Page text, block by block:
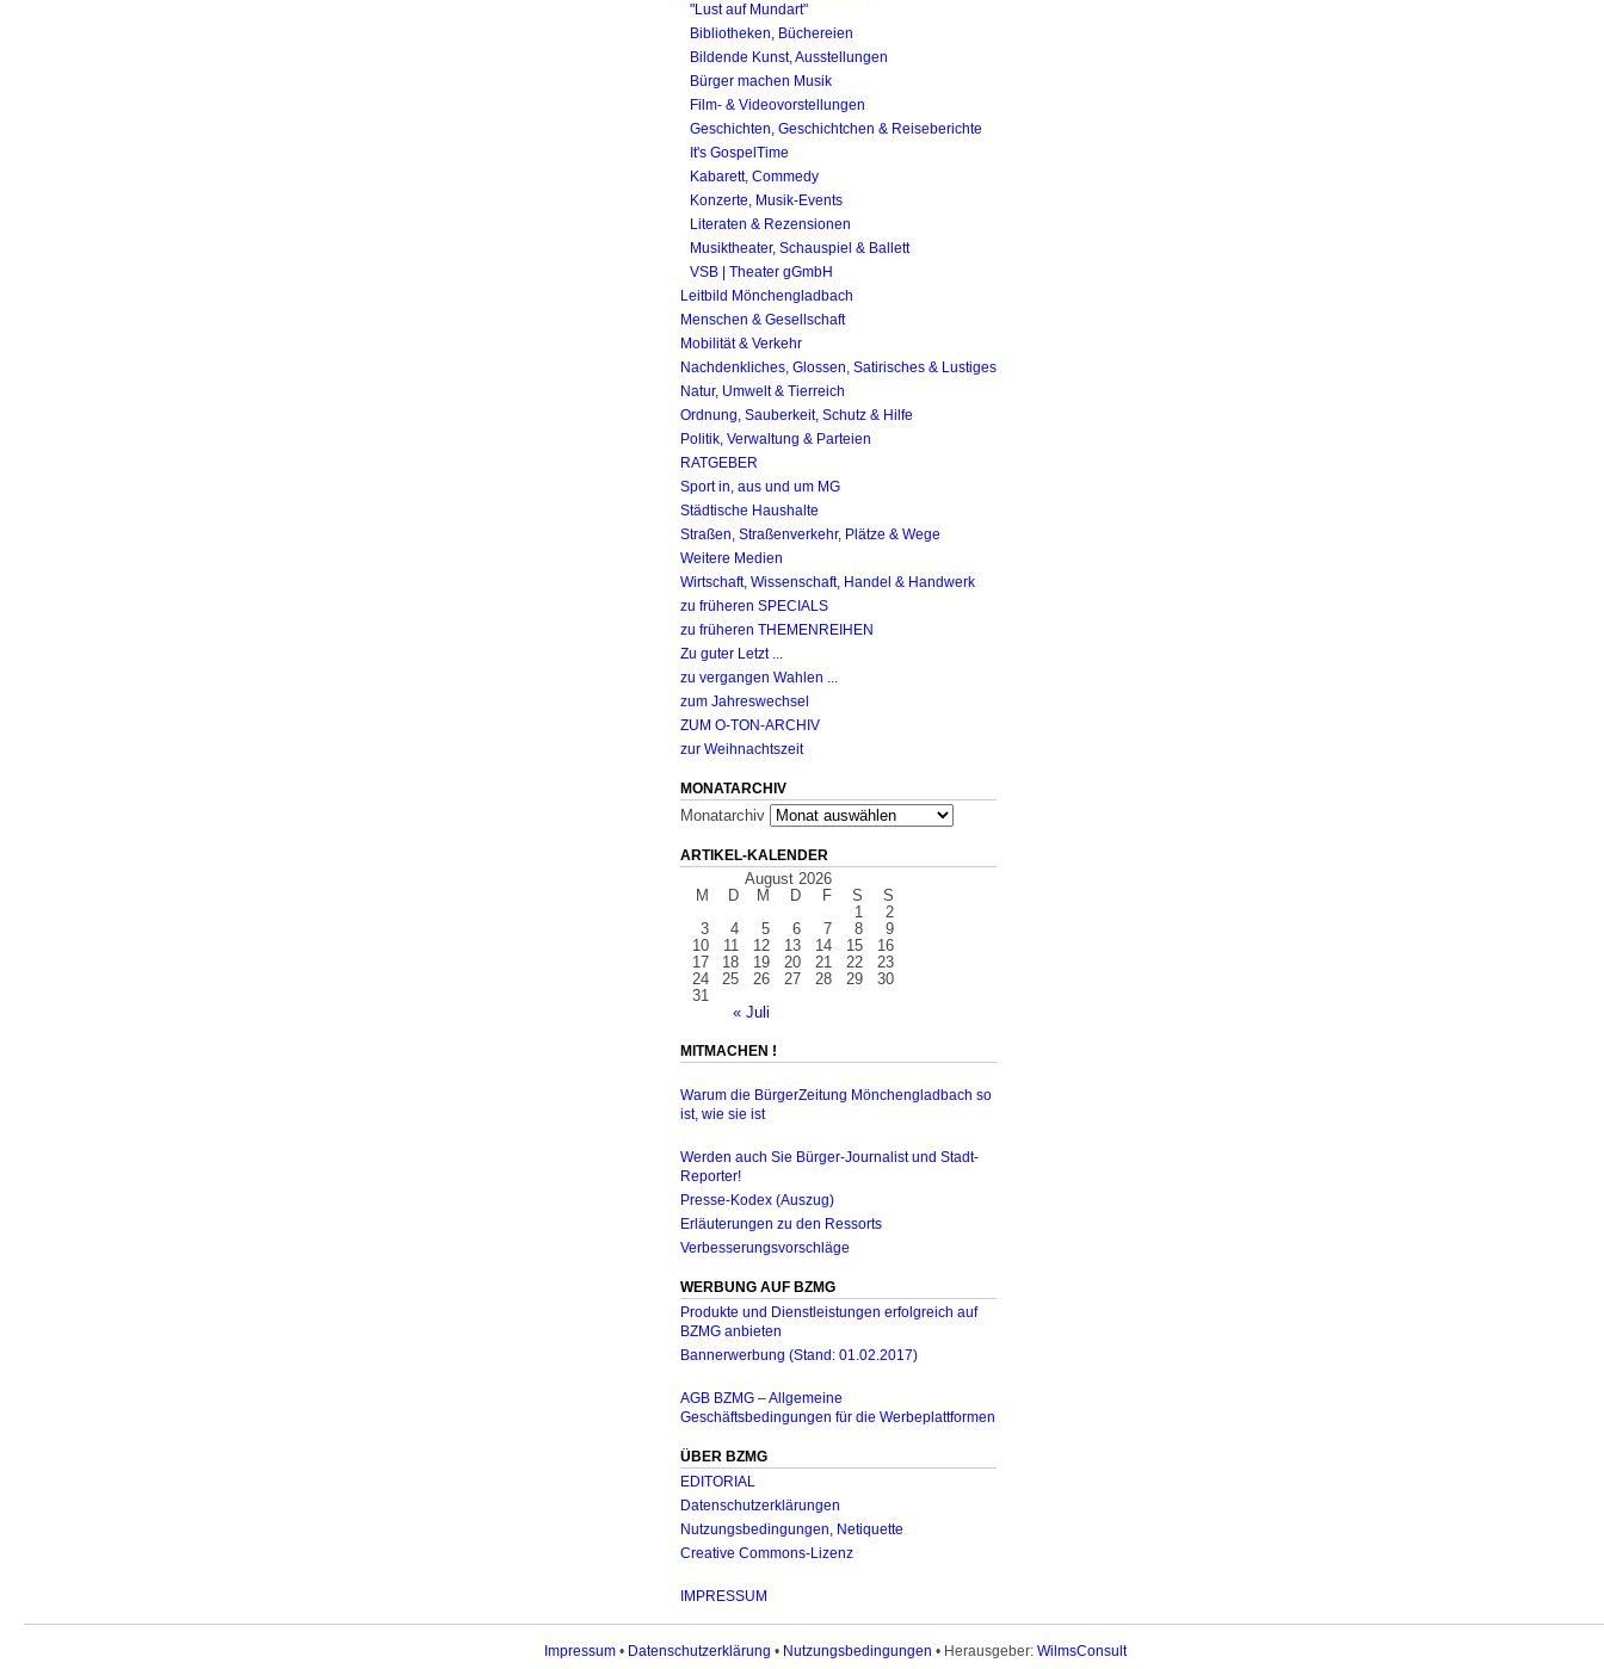
"Lust auf Mundart"
Bibliotheken, Büchereien
Bildende Kunst, Ausstellungen
Bürger machen Musik
Film- & Videovorstellungen
Geschichten, Geschichtchen & Reiseberichte
It's GospelTime
Kabarett, Commedy
Konzerte, Musik-Events
Literaten & Rezensionen
Musiktheater, Schauspiel & Ballett
VSB | Theater gGmbH
Leitbild Mönchengladbach
Menschen & Gesellschaft
Mobilität & Verkehr
Nachdenkliches, Glossen, Satirisches & Lustiges
Natur, Umwelt & Tierreich
Ordnung, Sauberkeit, Schutz & Hilfe
Politik, Verwaltung & Parteien
RATGEBER
Sport in, aus und um MG
Städtische Haushalte
Straßen, Straßenverkehr, Plätze & Wege
Weitere Medien
Wirtschaft, Wissenschaft, Handel & Handwerk
zu früheren SPECIALS
zu früheren THEMENREIHEN
Zu guter Letzt ...
zu vergangen Wahlen ...
zum Jahreswechsel
ZUM O-TON-ARCHIV
zur Weihnachtszeit
MONATARCHIV
Monatarchiv
ARTIKEL-KALENDER
August 2026
M
D M D F S S
« Juli
1
2
3
4 5 6 7 8
9
10
11 12 13 14 15
16
17
18 19 20 21 22
23
24
25 26 27 28 29
30
31
MITMACHEN !
Warum die BürgerZeitung Mönchengladbach so
ist, wie sie ist
Werden auch Sie Bürger-Journalist und Stadt-
Reporter!
Presse-Kodex (Auszug)
Erläuterungen zu den Ressorts
Verbesserungsvorschläge
WERBUNG AUF BZMG
Produkte und Dienstleistungen erfolgreich auf
BZMG anbieten
Bannerwerbung (Stand: 01.02.2017)
AGB BZMG – Allgemeine
Geschäftsbedingungen für die Werbeplattformen
ÜBER BZMG
EDITORIAL
Datenschutzerklärungen
Nutzungsbedingungen, Netiquette
Creative Commons-Lizenz
IMPRESSUM
Impressum • Datenschutzerklärung • Nutzungsbedingungen • Herausgeber: WilmsConsult